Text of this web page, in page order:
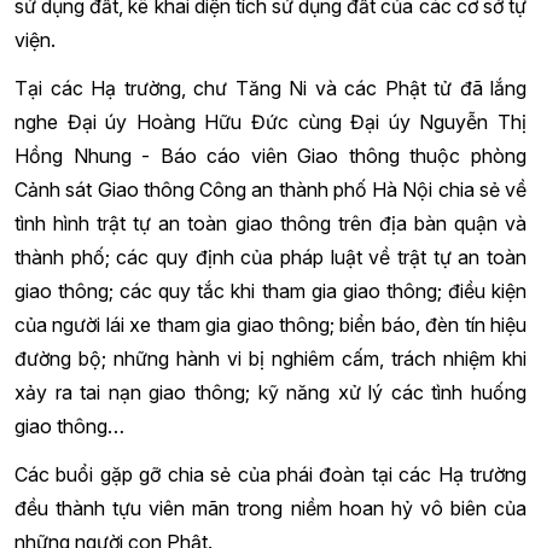
sử dụng đất, kê khai diện tích sử dụng đất của các cơ sở tự
viện.
Tại các Hạ trường, chư Tăng Ni và các Phật tử đã lắng
nghe Đại úy Hoàng Hữu Đức cùng Đại úy Nguyễn Thị
Hồng Nhung - Báo cáo viên Giao thông thuộc phòng
Cảnh sát Giao thông Công an thành phố Hà Nội chia sẻ về
tình hình trật tự an toàn giao thông trên địa bàn quận và
thành phố; các quy định của pháp luật về trật tự an toàn
giao thông; các quy tắc khi tham gia giao thông; điều kiện
của người lái xe tham gia giao thông; biển báo, đèn tín hiệu
đường bộ; những hành vi bị nghiêm cấm, trách nhiệm khi
xảy ra tai nạn giao thông; kỹ năng xử lý các tình huống
giao thông…
Các buổi gặp gỡ chia sẻ của phái đoàn tại các Hạ trường
đều thành tựu viên mãn trong niềm hoan hỷ vô biên của
những người con Phật.